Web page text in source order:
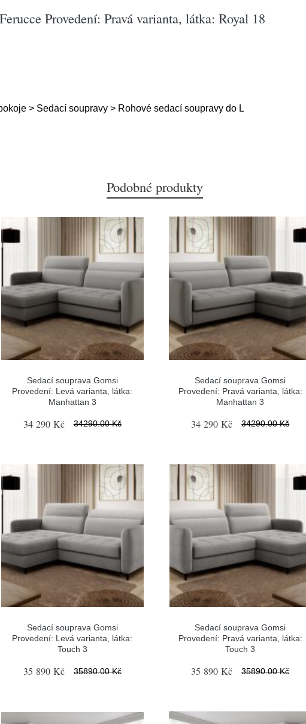
Provedení: Pravá varianta, látka: Royal 18
> Sedací soupravy > Rohové sedací soupravy do L
Podobné produkty
Sedací souprava Gomsi
Provedení: Levá varianta, látka:
Manhattan 3
34 290 Kč 34290.00 Kč
Sedací souprava Gomsi
Provedení: Pravá varianta, látka:
Manhattan 3
34 290 Kč 34290.00 Kč
Sedací souprava Gomsi
Provedení: Levá varianta, látka:
Touch 3
35 890 Kč 35890.00 Kč
Sedací souprava Gomsi
Provedení: Pravá varianta, látka:
Touch 3
35 890 Kč 35890.00 Kč